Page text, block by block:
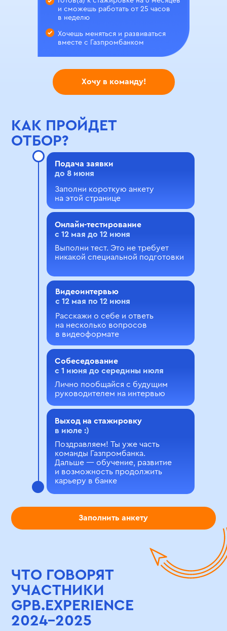
Хочу в команду!
и сможешь работать от 25 часов
в неделю
Хочешь меняться и развиваться
вместе с Газпромбанком
КАК ПРОЙДЕТ
ОТБОР?
Подача заявки
до 8 июня
Заполни короткую анкету
на этой странице
Онлайн-тестирование
с 12 мая до 12 июня
Выполни тест. Это не требует
никакой специальной подготовки
Cобеседование
с 1 июня до середины июля
Выход на стажировку
в июле :)
Лично пообщайся с будущим
руководителем на интервью
Поздравляем! Ты уже часть
команды Газпромбанка.
Дальше — обучение, развитие
и возможность продолжить
карьеру в банке
Видеоинтервью
с 12 мая по 12 июня
Расскажи о себе и ответь
на несколько вопросов
в видеоформате
Заполнить анкету
ЧТО ГОВОРЯТ
УЧАСТНИКИ
GPB.EXPERIENCE
2024-2025